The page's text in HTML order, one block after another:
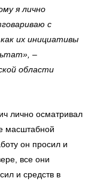
я лично
с
их инициативы
–
области
лично осматривал
масштабной
он просил и
все они
и средств в